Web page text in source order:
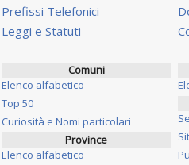
Prefissi Telefonici
Leggi e Statuti
Comuni
Elenco alfabetico
Top 50
Curiosità e Nomi particolari
Province
Elenco alfabetico